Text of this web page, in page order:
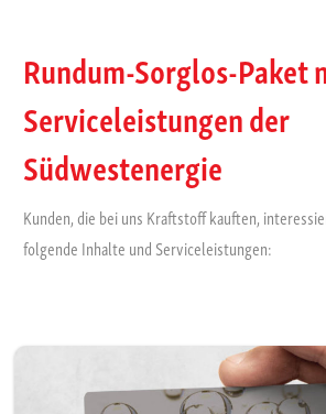
Rundum-Sorglos-Paket
Serviceleistungen der
Südwestenergie
Kunden, die bei uns Kraftstoff kauften,
folgende Inhalte und Serviceleistungen: